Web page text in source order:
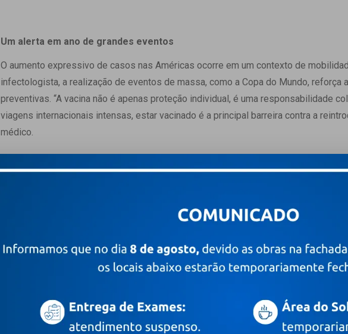
Um alerta em ano de grandes eventos
O aumento expressivo de casos nas Américas ocorre em um contexto de
infectologista, a realização de eventos de massa, como a Copa do Mundo, reforça
preventivas. “A vacina não é apenas proteção individual, é uma responsabilidade
viagens internacionais intensas, estar vacinado é a principal barreira contra a
médico.